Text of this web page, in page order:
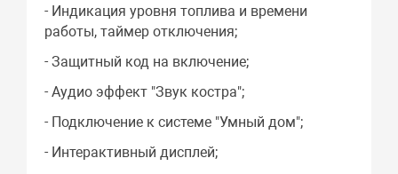
- Индикация уровня топлива и времени
работы, таймер отключения;
- Защитный код на включение;
- Аудио эффект "Звук костра";
- Подключение к системе "Умный дом";
- Интерактивный дисплей;